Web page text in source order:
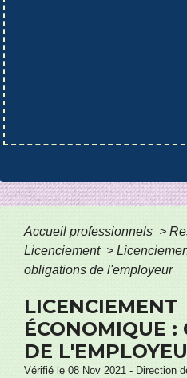
Accueil professionnels >
Licenciement >
obligations de l'employeur
LICENCIEMENT
ÉCONOMIQUE
DE
Vérifié le 08 Nov 2021 - Direction